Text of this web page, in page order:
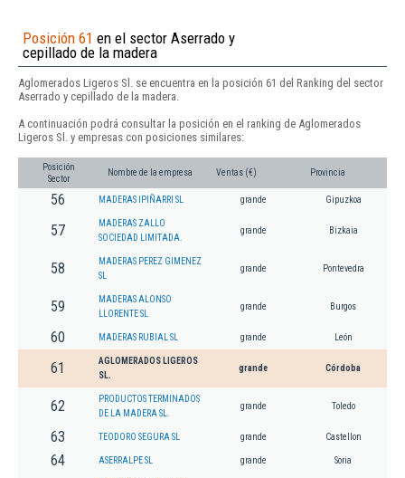
Posición 61 en el sector Aserrado y
cepillado de la madera
Aglomerados Ligeros Sl. se encuentra en la posición 61 del Ranking del sector
Aserrado y cepillado de la madera.
A continuación podrá consultar la posición en el ranking de Aglomerados
Ligeros Sl. y empresas con posiciones similares:
Posición
Sector
Nombre de la empresa Ventas (€) Provincia
56 MADERAS IPIÑARRI SL grande Gipuzkoa
57
MADERAS ZALLO
SOCIEDAD LIMITADA.
grande Bizkaia
58
MADERAS PEREZ GIMENEZ
SL
grande Pontevedra
59
MADERAS ALONSO
LLORENTE SL
grande Burgos
60 MADERAS RUBIAL SL grande León
61
AGLOMERADOS LIGEROS
SL.
grande Córdoba
62
PRODUCTOS TERMINADOS
DE LA MADERA SL.
grande Toledo
63 TEODORO SEGURA SL grande Castellon
64 ASERRALPE SL grande Soria